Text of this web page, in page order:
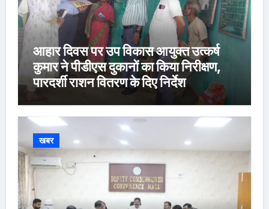
आहार दिवस पर उप विकास आयुक्त उत्कर्ष
कुमार ने पीडीएस दुकानों का किया निरीक्षण,
पारदर्शी राशन वितरण के दिए निर्देश
खबर